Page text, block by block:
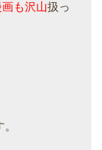
画も沢山扱っ